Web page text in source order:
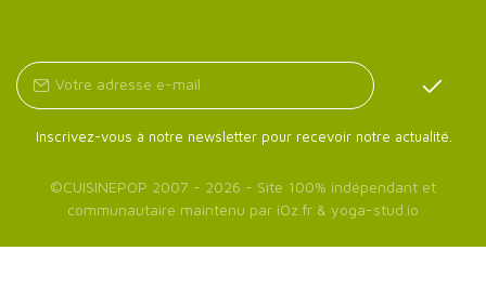
Inscrivez-vous à notre newsletter pour recevoir notre actualité.
©CUISINEPOP 2007 - 2026 - Site 100% indépendant et
communautaire maintenu par iOz.fr & yoga-stud.io